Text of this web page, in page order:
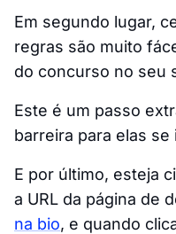
Em segundo lugar,
regras são muito
do concurso no seu
Este é um passo
barreira para elas
E por último, esteja
a URL da página de
na bio, e quando